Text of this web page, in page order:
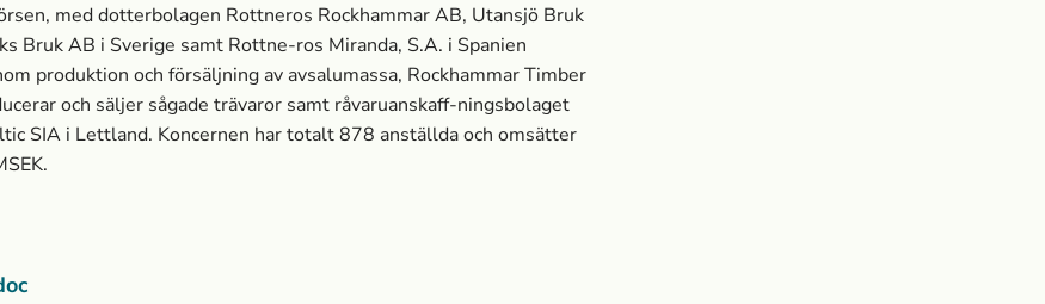
med dotterbolagen Rottneros Rockhammar AB, Utansjö Bruk
Bruk AB i Sverige samt Rottne-ros Miranda, S.A. i Spanien
produktion och försäljning av avsalumassa­, Rockhammar Timber
och säljer sågade trävaror samt råvaruanskaff-ningsbolaget
SIA i Lettland. Koncernen har totalt 878 anställda och omsätter